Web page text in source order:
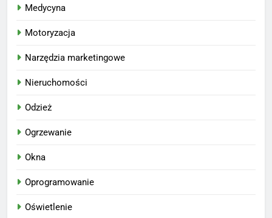
Medycyna
Motoryzacja
Narzędzia marketingowe
Nieruchomości
Odzież
Ogrzewanie
Okna
Oprogramowanie
Oświetlenie